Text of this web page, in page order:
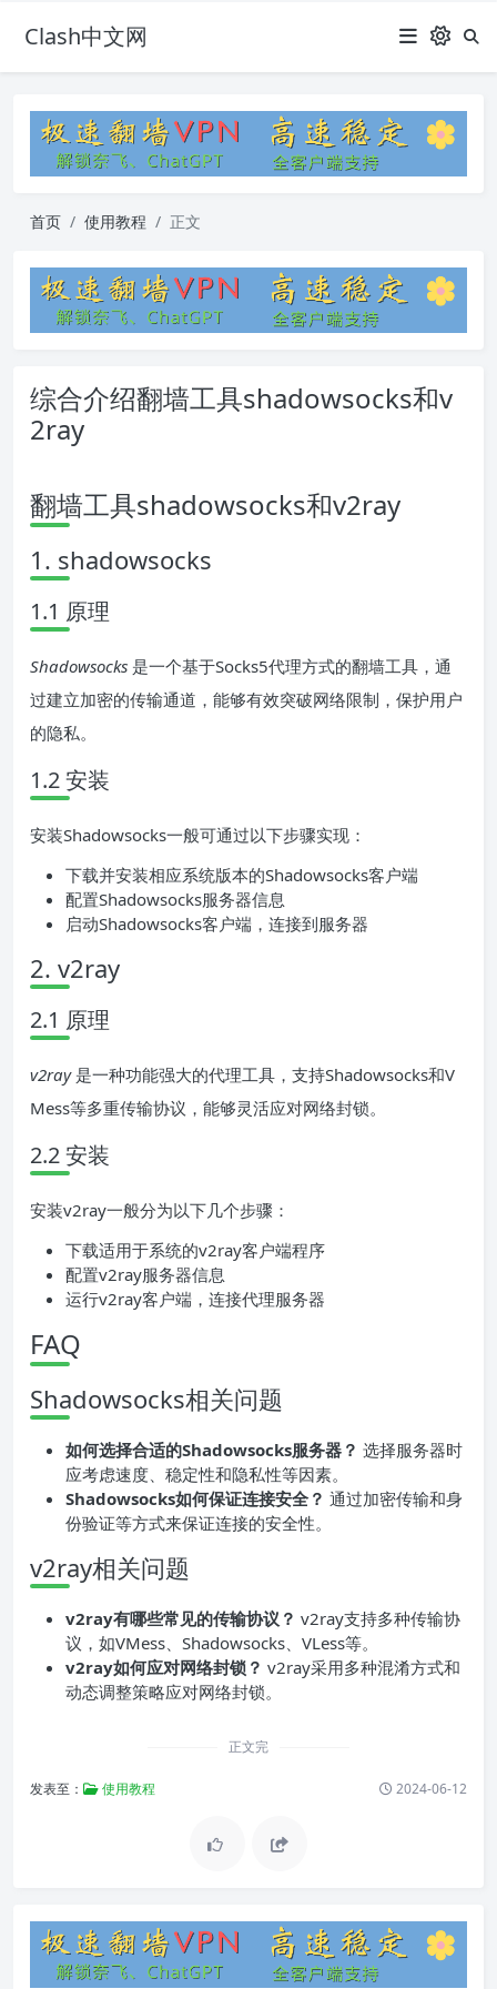
Clash中文网
首页 使用教程 正文
综合介绍翻墙工具shadowsocks和v
2ray
翻墙工具shadowsocks和v2ray
1. shadowsocks
1.1 原理
Shadowsocks 是一个基于Socks5代理方式的翻墙工具，通
过建立加密的传输通道，能够有效突破网络限制，保护用户
的隐私。
1.2 安装
安装Shadowsocks一般可通过以下步骤实现：
下载并安装相应系统版本的Shadowsocks客户端
配置Shadowsocks服务器信息
启动Shadowsocks客户端，连接到服务器
2. v2ray
2.1 原理
v2ray是一种功能强大的代理工具，支持Shadowsocks和V
Mess等多重传输协议，能够灵活应对网络封锁。
2.2 安装
安装v2ray一般分为以下几个步骤：
下载适用于系统的v2ray客户端程序
配置v2ray服务器信息
运行v2ray客户端，连接代理服务器
FAQ
Shadowsocks相关问题
如何选择合适的Shadowsocks服务器？ 选择服务器时
应考虑速度、稳定性和隐私性等因素。
Shadowsocks如何保证连接安全？ 通过加密传输和身
份验证等方式来保证连接的安全性。
v2ray相关问题
v2ray有哪些常见的传输协议？ v2ray支持多种传输协
议，如VMess、Shadowsocks、VLess等。
v2ray如何应对网络封锁？ v2ray采用多种混淆方式和
动态调整策略应对网络封锁。
正文完
发表至： 使用教程 2024-06-12